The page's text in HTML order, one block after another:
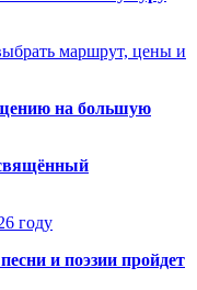
маршрут, цены и
на большую
году
и поэзии пройдет